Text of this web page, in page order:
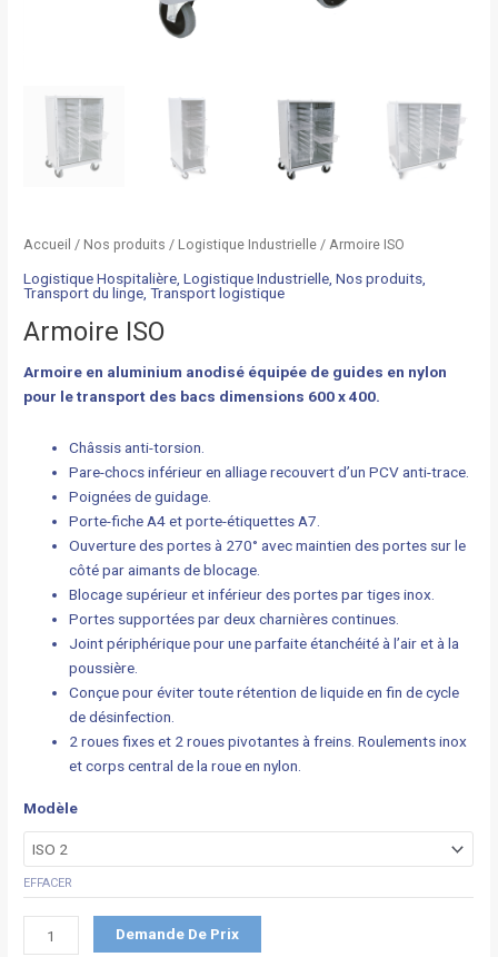
Accueil / Nos produits / Logistique Industrielle / Armoire ISO
Logistique Hospitalière ,Logistique Industrielle ,Nos produits
Transport du linge ,Transport logistique
Armoire ISO
Armoire en aluminium anodisé équipée de guides en nylon
pour le transport des bacs dimensions 600 x 400.
Châssis anti-torsion.
Pare-chocs inférieur en alliage recouvert d’un PCV anti-trace.
Poignées de guidage.
Porte-fiche A4 et porte-étiquettes A7.
Ouverture des portes à 270° avec maintien des portes sur le
côté par aimants de blocage.
Blocage supérieur et inférieur des portes par tiges inox.
Portes supportées par deux charnières continues.
Joint périphérique pour une parfaite étanchéité à l’air et à la
poussière.
Conçue pour éviter toute rétention de liquide en fin de cycle
de désinfection.
2 roues fixes et 2 roues pivotantes à freins. Roulements inox
et corps central de la roue en nylon.
Modèle
EFFACER
Demande De Prix